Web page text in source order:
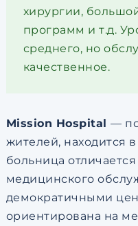
хирургии,
программ и т.д.
среднего, но
качественное.
Mission Hospital—
жителей, находится
больница
медицинского
демократичными
ориентирована на